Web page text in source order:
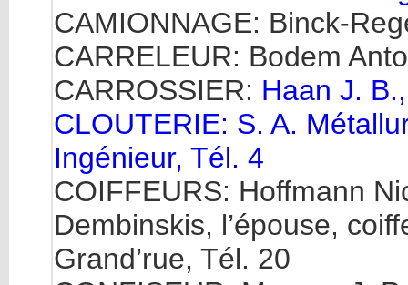
CAMIONNAGE: Binck-
CARRELEUR: Bodem
CARROSSIER: Haan J.
CLOUTERIE: S. A.
Ingénieur, Tél. 4
COIFFEURS: Hoffmann
Dembinskis, l’épouse,
Grand’rue, Tél. 20